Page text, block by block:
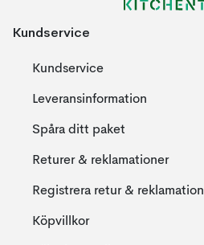
Kundservice
Kundservice
Leveransinformation
Spåra ditt paket
Returer & reklamationer
Registrera retur & reklamation
Köpvillkor